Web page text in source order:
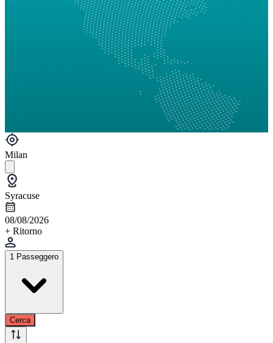
Milan
Syracuse
08/08/2026
+ Ritorno
1 Passeggero
Cerca